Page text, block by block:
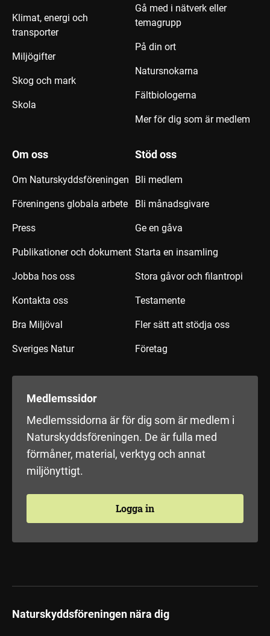
Klimat, energi och
transporter
Miljögifter
Skog och mark
Skola
Gå med i nätverk eller
temagrupp
På din ort
Natursnokarna
Fältbiologerna
Mer för dig som är medlem
Om oss
Om Naturskyddsföreningen
Föreningens globala arbete
Press
Publikationer och dokument
Jobba hos oss
Kontakta oss
Bra Miljöval
Sveriges Natur
Stöd oss
Bli medlem
Bli månadsgivare
Ge en gåva
Starta en insamling
Stora gåvor och filantropi
Testamente
Fler sätt att stödja oss
Företag
Medlemssidor
Medlemssidorna är för dig som är medlem i
Naturskyddsföreningen. De är fulla med
förmåner, material, verktyg och annat
miljönyttigt.
Logga in
Naturskyddsföreningen nära dig